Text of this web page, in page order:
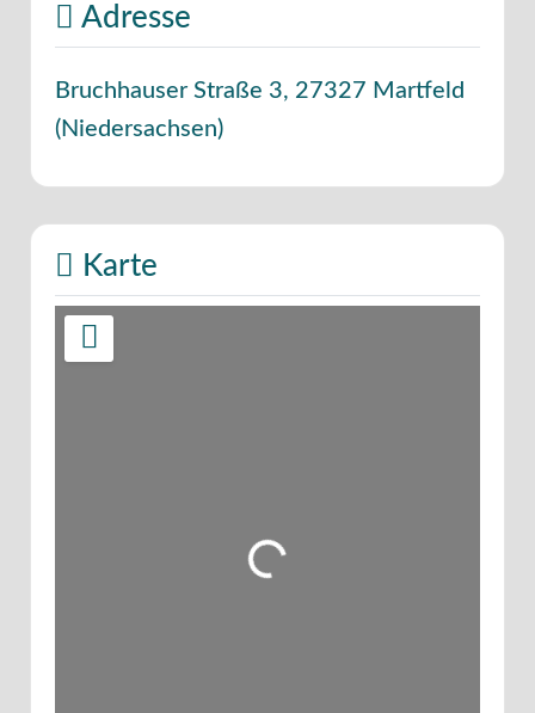
Adresse
Bruchhauser Straße 3, 27327 Martfeld
(Niedersachsen)
Karte
Wird geladen …